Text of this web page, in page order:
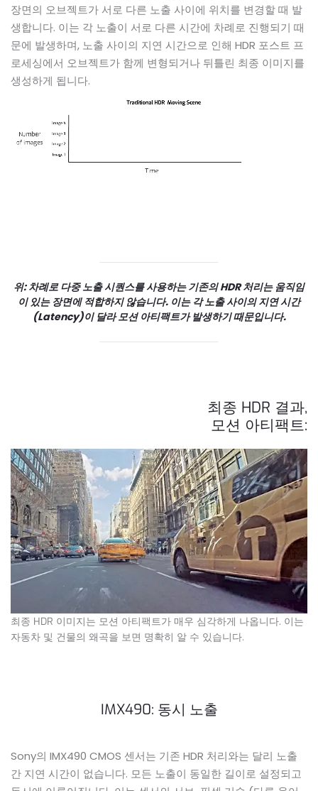
장면의 오브젝트가 서로 다른 노출 사이에 위치를 변경할 때 발
생합니다. 이는 각 노출이 서로 다른 시간에 차례로 진행되기 때
문에 발생하며, 노출 사이의 지연 시간으로 인해 HDR 포스트 프
로세싱에서 오브젝트가 함께 변형되거나 뒤틀린 최종 이미지를
생성하게 됩니다.
위: 차례로 다중 노출 시퀀스를 사용하는 기존의 HDR 처리는 움직임
이 있는 장면에 적합하지 않습니다. 이는 각 노출 사이의 지연 시간
(Latency)이 달라 모션 아티팩트가 발생하기 때문입니다.
최종 HDR 결과,
모션 아티팩트:
최종 HDR 이미지는 모션 아티팩트가 매우 심각하게 나옵니다. 이는
자동차 및 건물의 왜곡을 보면 명확히 알 수 있습니다.
IMX490: 동시 노출
Sony의 IMX490 CMOS 센서는 기존 HDR 처리와는 달리 노출
간 지연 시간이 없습니다. 모든 노출이 동일한 길이로 설정되고